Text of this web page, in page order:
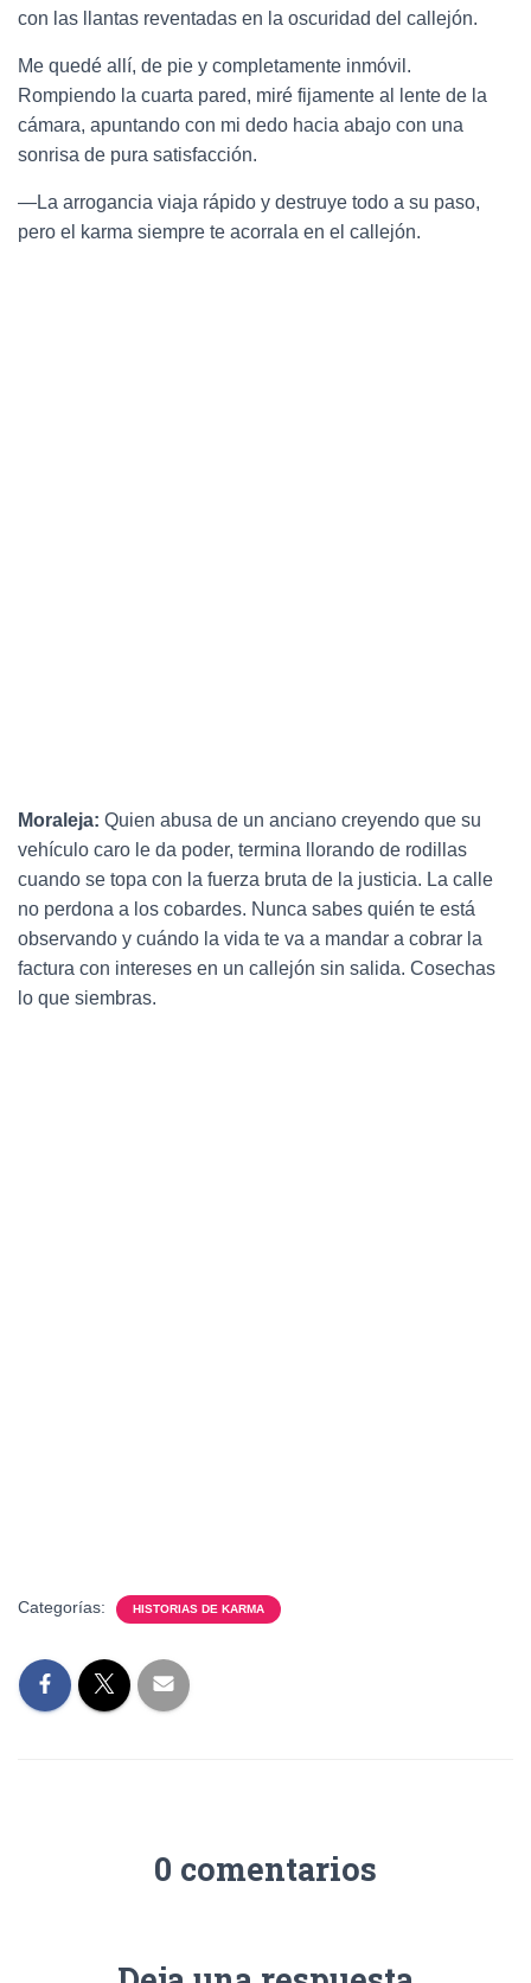
con las llantas reventadas en la oscuridad del callejón.
Me quedé allí, de pie y completamente inmóvil.
Rompiendo la cuarta pared, miré fijamente al lente de la
cámara, apuntando con mi dedo hacia abajo con una
sonrisa de pura satisfacción.
—La arrogancia viaja rápido y destruye todo a su paso,
pero el karma siempre te acorrala en el callejón.
Moraleja: Quien abusa de un anciano creyendo que su
vehículo caro le da poder, termina llorando de rodillas
cuando se topa con la fuerza bruta de la justicia. La calle
no perdona a los cobardes. Nunca sabes quién te está
observando y cuándo la vida te va a mandar a cobrar la
factura con intereses en un callejón sin salida. Cosechas
lo que siembras.
Categorías: HISTORIAS DE KARMA
0 comentarios